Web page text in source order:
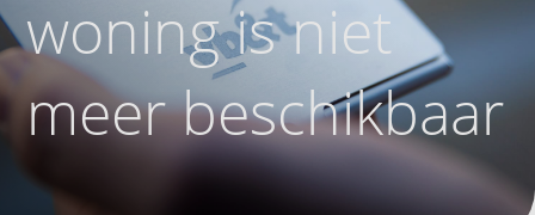
woning is niet
meer beschikbaar